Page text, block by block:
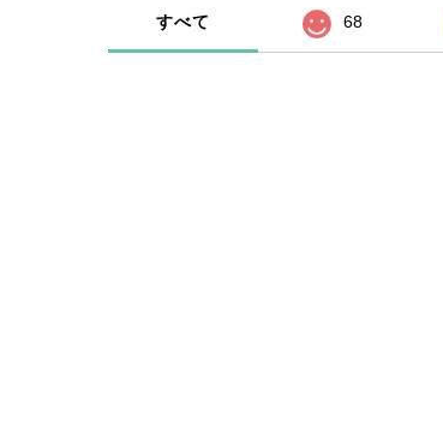
すべて 68